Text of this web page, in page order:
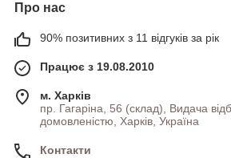
Про нас
90% позитивних з 11 відгуків за рік
Працює з 19.08.2010
м. Харків
пр. Гагаріна, 56 (склад), Видача
домовленістю, Харків, Україна
Контакти